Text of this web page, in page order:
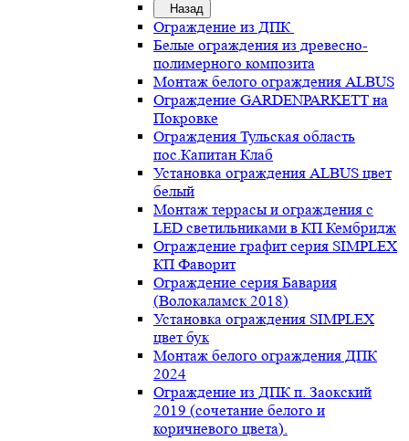
Назад
Ограждение из ДПК
Белые ограждения из древесно-
полимерного композита
Монтаж белого ограждения ALBUS
Ограждение GARDENPARKETT на
Покровке
Ограждения Тульская область
пос.Капитан Клаб
Установка ограждения ALBUS цвет
белый
Монтаж террасы и ограждения с
LED светильниками в КП Кембридж
Ограждение графит серия SIMPLEX
КП Фаворит
Ограждение серия Бавария
(Волокаламск 2018)
Установка ограждения SIMPLEX
цвет бук
Монтаж белого ограждения ДПК
2024
Ограждение из ДПК п. Заокский
2019 (сочетание белого и
коричневого цвета).